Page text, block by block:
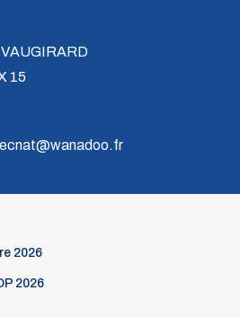
15
2026
2026